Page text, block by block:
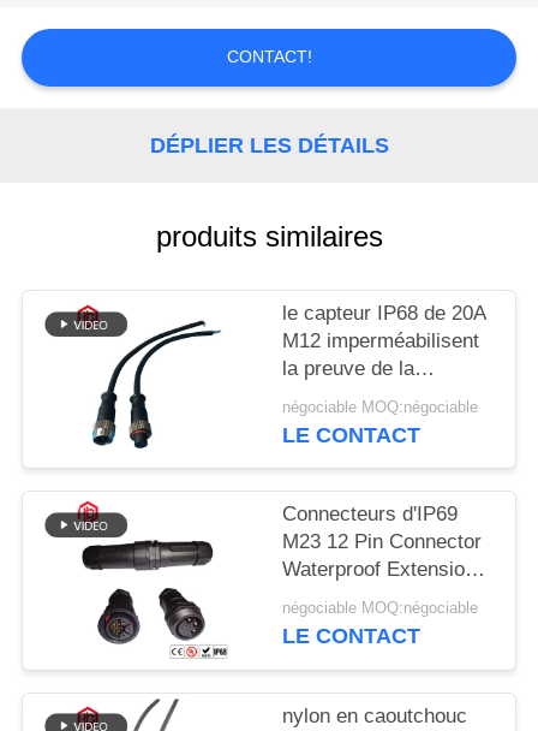
POLICY
CONTACT!
DÉPLIER LES DÉTAILS
produits similaires
le capteur IP68 de 20A
M12 imperméabilisent
la preuve de la
poussière de
connecteur circulaire
négociable MOQ:négociable
LE CONTACT
Connecteurs d'IP69
M23 12 Pin Connector
Waterproof Extension
Cord
négociable MOQ:négociable
LE CONTACT
nylon en caoutchouc